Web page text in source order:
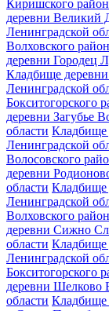
Киришского
деревни Великий
Ленинградской
Волховского
деревни Городец
Кладбище
Ленинградской
Бокситогорского
деревни Загубье
области Кладбище
Ленинградской
Волосовского
деревни
области Кладбище
Ленинградской
Волховского
деревни Сижно
области Кладбище
Ленинградской
Бокситогорского
деревни Шелково
области Кладбище